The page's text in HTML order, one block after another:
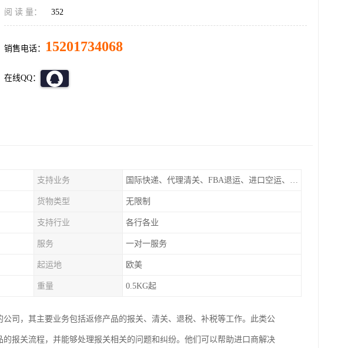
阅 读 量： 352
销售电话： 15201734068
在线QQ：
支持业务 国际快递、代理清关、FBA退运、进口空运、进口海运
货物类型 无限制
支持行业 各行各业
服务 一对一服务
起运地 欧美
重量 0.5KG起
司，其主要业务包括返修产品的报关、清关、退税、补税等工作。此类公
报关流程，并能够处理报关相关的问题和纠纷。他们可以帮助进口商解决